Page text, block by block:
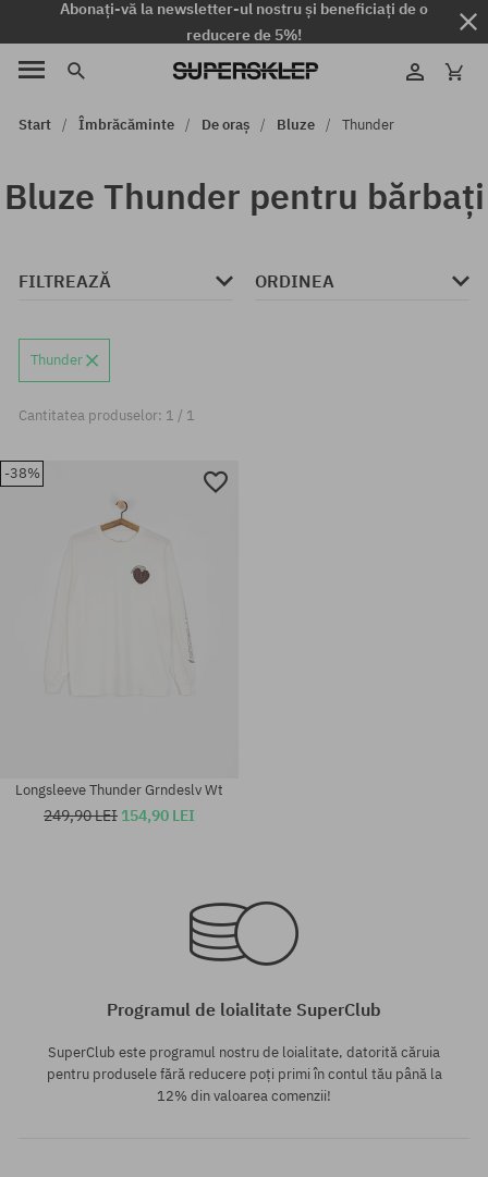
Abonați-vă la newsletter-ul nostru și beneficiați de o
reducere de 5%!
Start Îmbrăcăminte De oraș Bluze Thunder
Bluze Thunder pentru bărbați
FILTREAZĂ ORDINEA
Thunder
Cantitatea produselor: 1 / 1
-38%
Longsleeve Thunder Grndeslv Wt
249,90 LEI 154,90 LEI
Programul de loialitate SuperClub
SuperClub este programul nostru de loialitate, datorită căruia
pentru produsele fără reducere poți primi în contul tău până la
12% din valoarea comenzii!